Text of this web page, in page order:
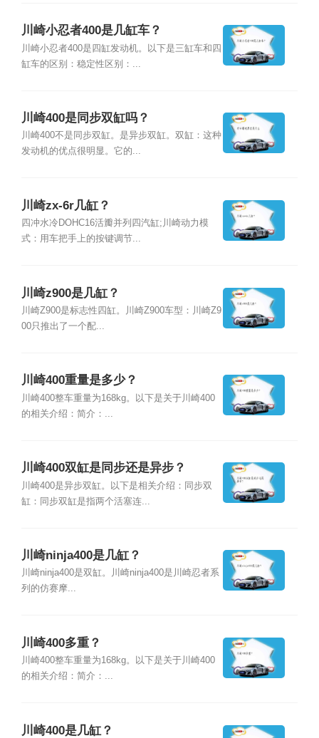
川崎小忍者400是几缸车？
川崎小忍者400是四缸发动机。以下是三缸车和四
缸车的区别：稳定性区别：...
川崎400是同步双缸吗？
川崎400不是同步双缸。是异步双缸。双缸：这种
发动机的优点很明显。它的...
川崎zx-6r几缸？
四冲水冷DOHC16活瓣并列四汽缸;川崎动力模
式：用车把手上的按键调节...
川崎z900是几缸？
川崎Z900是标志性四缸。川崎Z900车型：川崎Z9
00只推出了一个配...
川崎400重量是多少？
川崎400整车重量为168kg。以下是关于川崎400
的相关介绍：简介：...
川崎400双缸是同步还是异步？
川崎400是异步双缸。以下是相关介绍：同步双
缸：同步双缸是指两个活塞连...
川崎ninja400是几缸？
川崎ninja400是双缸。川崎ninja400是川崎忍者系
列的仿赛摩...
川崎400多重？
川崎400整车重量为168kg。以下是关于川崎400
的相关介绍：简介：...
川崎400是几缸？